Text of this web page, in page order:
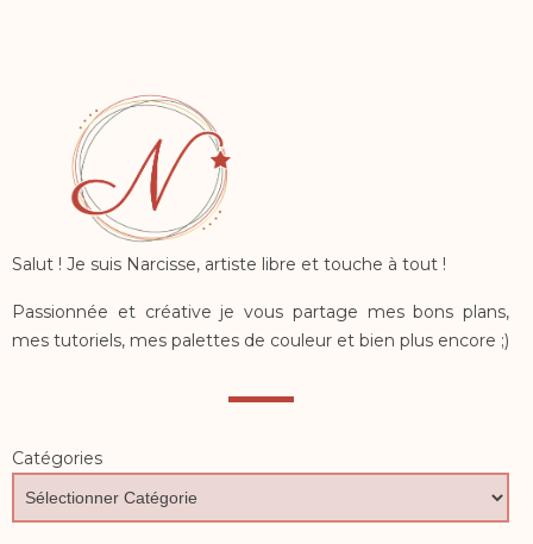
Salut ! Je suis Narcisse, artiste libre et touche à tout !
Passionnée et créative je vous partage mes bons plans,
mes tutoriels, mes palettes de couleur et bien plus encore ;)
Catégories